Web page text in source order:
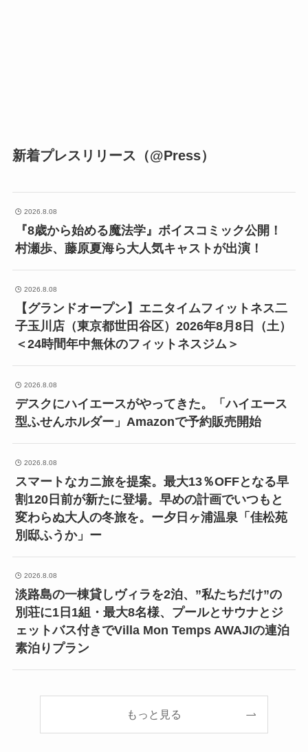
新着プレスリリース（@Press）
2026.8.08
『8歳から始める魔法学』ボイスコミック公開！
村瀬歩、藤原夏海ら大人気キャストが出演！
2026.8.08
【グランドオープン】エニタイムフィットネス二
子玉川店（東京都世田谷区）2026年8月8日（土）
＜24時間年中無休のフィットネスジム＞
2026.8.08
デスクにハイエースがやってきた。「ハイエース
型ふせんホルダー」Amazonで予約販売開始
2026.8.08
スマートなカニ旅を提案。最大13％OFFとなる早
割120日前が新たに登場。早めの計画でいつもと
変わらぬ大人の冬旅を。ー夕日ヶ浦温泉「佳松苑
別邸ふうか」ー
2026.8.08
淡路島の一棟貸しヴィラを2泊、”私たちだけ”の
別荘に1日1組・最大8名様、プールとサウナとジ
ェットバス付きでVilla Mon Temps AWAJIの連泊
素泊りプラン
もっと見る